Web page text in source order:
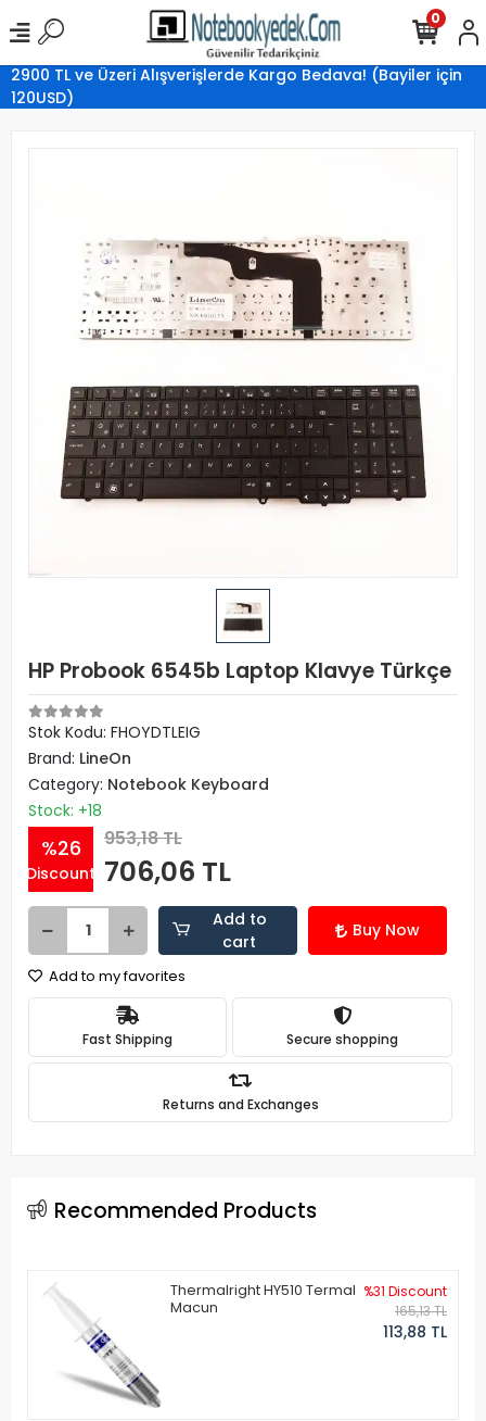
2900 TL ve Üzeri Alışverişlerde Kargo Bedava! (Bayiler için
120USD)
0
HP Probook 6545b Laptop Klavye Türkçe
Stok Kodu: FHOYDTLEIG
Brand: LineOn
Category: Notebook Keyboard
Stock: +18
%26
Discount
953,18 TL
706,06 TL
Add to
cart
Buy Now
Add to my favorites
Fast Shipping Secure shopping
Returns and Exchanges
Recommended Products
Thermalright HY510 Termal
Macun
%31 Discount
165,13 TL
113,88 TL